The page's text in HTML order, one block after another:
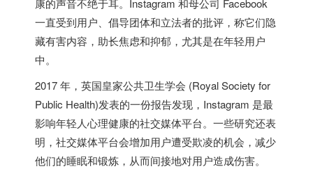
康的声音不绝于耳。Instagram 和母公司 Facebook
一直受到用户、倡导团体和立法者的批评，称它们隐
藏有害内容，助长焦虑和抑郁，尤其是在年轻用户
中。
2017 年，英国皇家公共卫生学会 (Royal Society for
Public Health)发表的一份报告发现，Instagram 是最
影响年轻人心理健康的社交媒体平台。一些研究还表
明，社交媒体平台会增加用户遭受欺凌的机会，减少
他们的睡眠和锻炼，从而间接地对用户造成伤害。